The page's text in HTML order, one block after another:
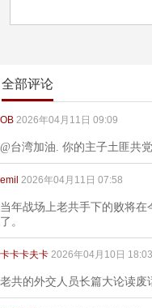
全部评论
OB 2026年04月11日 09:09
@台湾加油. 你的主子土匪共
emil 2026年04月11日 07:58
当年战场上老共手下的败将
了。
卡卡卡夫卡 2026年04月10日 18:03
老共的外交人员长篇大论读废